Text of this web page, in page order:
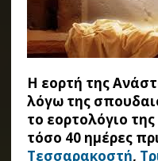
Η εορτή της
λόγω της
το εορτολόγιο
τόσο 40 ημέρες
Τεσσαρακοστή,